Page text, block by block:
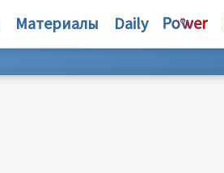
Материалы Daily